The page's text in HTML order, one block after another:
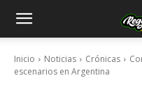
Inicio Noticias Crónicas
escenarios en Argentina